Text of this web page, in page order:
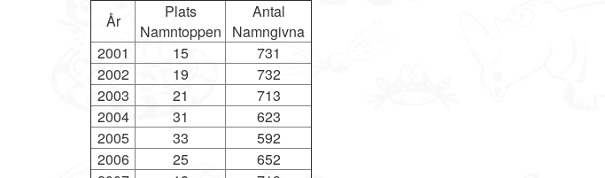
År
Plats
Namntoppen
Antal
Namngivna
2001
15
731
2002
19
732
2003
21
713
2004
31
623
2005
33
592
2006
25
652